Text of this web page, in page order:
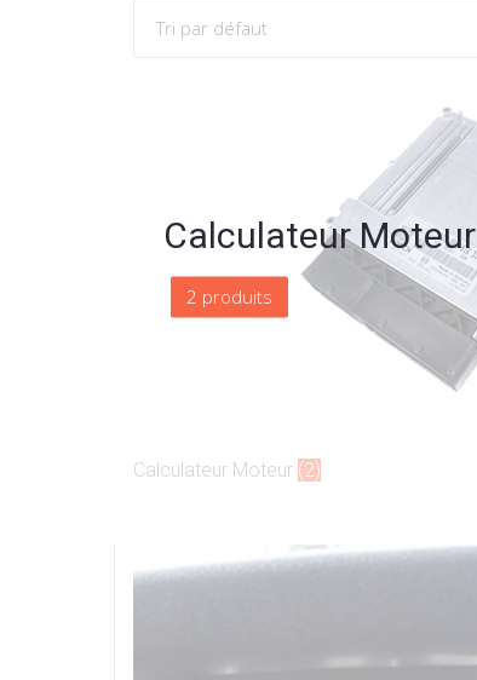
Calculateur Moteur (2)
Calculateur Moteur
2 produits